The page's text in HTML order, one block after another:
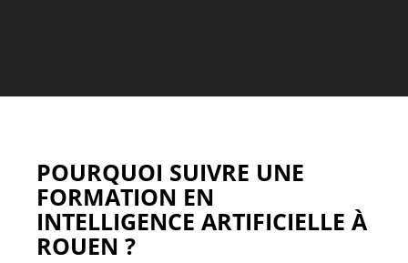
POURQUOI SUIVRE UNE
FORMATION EN
INTELLIGENCE ARTIFICIELLE À
ROUEN ?